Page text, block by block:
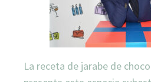
La receta de jarabe de